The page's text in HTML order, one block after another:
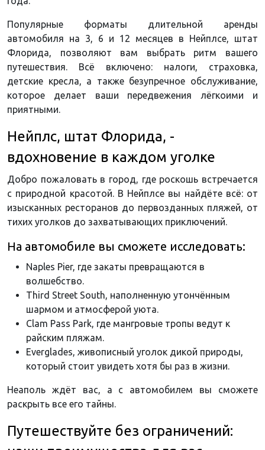
Популярные форматы длительной аренды
автомобиля на 3, 6 и 12 месяцев в Нейплсе, штат
Флорида, позволяют вам выбрать ритм вашего
путешествия. Всё включено: налоги, страховка,
детские кресла, а также безупречное обслуживание,
которое делает ваши передвежения лёгкоими и
приятными.
Нейплс, штат Флорида, -
вдохновение в каждом уголке
Добро пожаловать в город, где роскошь встречается
с природной красотой. В Нейплсе вы найдёте всё: от
изысканных ресторанов до первозданных пляжей, от
тихих уголков до захватывающих приключений.
На автомобиле вы сможете исследовать:
Naples Pier, где закаты превращаются в
волшебство.
Third Street South, наполненную утончённым
шармом и атмосферой уюта.
Clam Pass Park, где мангровые тропы ведут к
райским пляжам.
Everglades, живописный уголок дикой природы,
который стоит увидеть хотя бы раз в жизни.
Неаполь ждёт вас, а с автомобилем вы сможете
раскрыть все его тайны.
Путешествуйте без ограничений: